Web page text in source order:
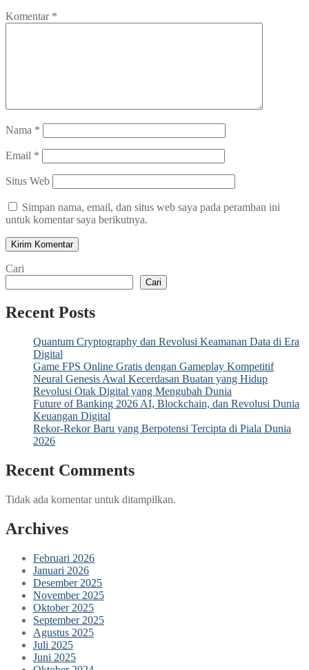
Komentar *
Nama *
Email *
Situs Web
Simpan nama, email, dan situs web saya pada peramban ini
untuk komentar saya berikutnya.
Cari
Cari
Recent Posts
Quantum Cryptography dan Revolusi Keamanan Data di Era
Digital
Game FPS Online Gratis dengan Gameplay Kompetitif
Neural Genesis Awal Kecerdasan Buatan yang Hidup
Revolusi Otak Digital yang Mengubah Dunia
Future of Banking 2026 AI, Blockchain, dan Revolusi Dunia
Keuangan Digital
Rekor-Rekor Baru yang Berpotensi Tercipta di Piala Dunia
2026
Recent Comments
Tidak ada komentar untuk ditampilkan.
Archives
Februari 2026
Januari 2026
Desember 2025
November 2025
Oktober 2025
September 2025
Agustus 2025
Juli 2025
Juni 2025